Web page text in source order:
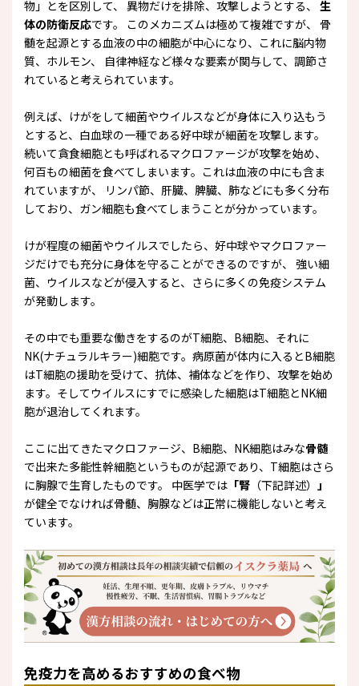
物」とを区別して、 異物だけを排除、攻撃しようとする、 生
体の防衛反応です。 このメカニズムは極めて複雑ですが、 骨
髄を起源とする血液の中の細胞が中心になり、これに脳内物
質、ホルモン、 自律神経など様々な要素が関与して、調節さ
れていると考えられています。
例えば、けがをして細菌やウイルスなどが身体に入り込もう
とすると、白血球の一種である好中球が細菌を攻撃します。
続いて貪食細胞とも呼ばれるマクロファージが攻撃を始め、
何百もの細菌を食べてしまいます。これは血液の中にも含ま
れていますが、 リンパ節、肝臓、脾臓、肺などにも多く分布
しており、ガン細胞も食べてしまうことが分かっています。
けが程度の細菌やウイルスでしたら、好中球やマクロファー
ジだけでも充分に身体を守ることができるのですが、 強い細
菌、ウイルスなどが侵入すると、さらに多くの免疫システム
が発動します。
その中でも重要な働きをするのがT細胞、B細胞、それに
NK(ナチュラルキラー)細胞です。病原菌が体内に入るとB細胞
はT細胞の援助を受けて、抗体、補体などを作り、攻撃を始め
ます。そしてウイルスにすでに感染した細胞はT細胞とNK細
胞が退治してくれます。
ここに出てきたマクロファージ、B細胞、NK細胞はみな骨髄
で出来た多能性幹細胞というものが起源であり、T細胞はさら
に胸腺で生育したものです。 中医学では 「腎 （下記詳述）
」
が健全でなければ骨髄、胸腺などは正常に機能しないと考え
ています。
免疫力を高めるおすすめの食べ物